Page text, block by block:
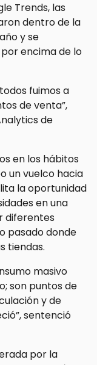
Trends, las
dentro de la
y se
encima de lo
fuimos a
de venta”,
de
en los hábitos
un vuelco hacia
la oportunidad
en una
diferentes
pasado donde
tiendas.
masivo
son puntos de
y de
sentenció
por la